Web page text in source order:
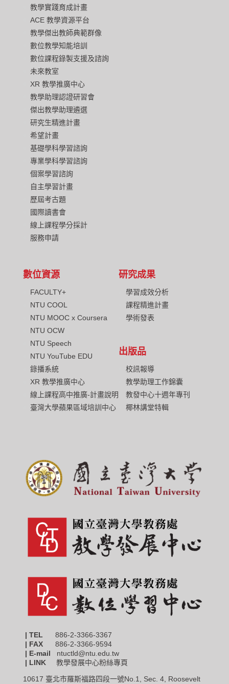
教學實踐育成計畫
ACE 教學資源平台
教學傑出教師典範群像
數位教學知能培訓
數位課程錄製支援及諮詢
未來教室
XR 教學推廣中心
教學助理認證研習會
傑出教學助理遴選
研究生精進計畫
希望計畫
基礎學科學習諮詢
專業學科學習諮詢
個案學習諮詢
自主學習計畫
歷屆考古題
國際讀書會
線上課程學分採計
服務申請
數位資源
FACULTY+
NTU COOL
NTU MOOC x Coursera
NTU OCW
NTU Speech
NTU YouTube EDU
錄播系統
XR 教學推廣中心
線上課程高中推廣-計畫說明
臺灣大學蘋果區域培訓中心
研究成果
學習成效分析
課程精進計畫
學術發表
出版品
校訊報導
教學助理工作錦囊
教發中心十週年專刊
椰林講堂特輯
| TEL 886-2-3366-3367
| FAX
886-2-3366-9594
| E-mail ntuctld@ntu.edu.tw
| LINK 教學發展中心粉絲專頁
10617 臺北市羅斯福路四段一號No.1, Sec. 4, Roosevelt